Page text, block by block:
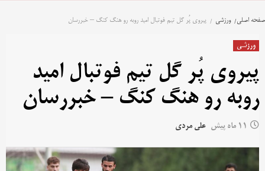
صفحه اصلی ورزشی پیروی پُر گل تیم فوتبال امید روبه رو هنگ کنگ – خبررسان
ورزشی
پیروی پُر گل تیم فوتبال امید
روبه رو هنگ کنگ – خبررسان
11 ماه پیش علی مردی